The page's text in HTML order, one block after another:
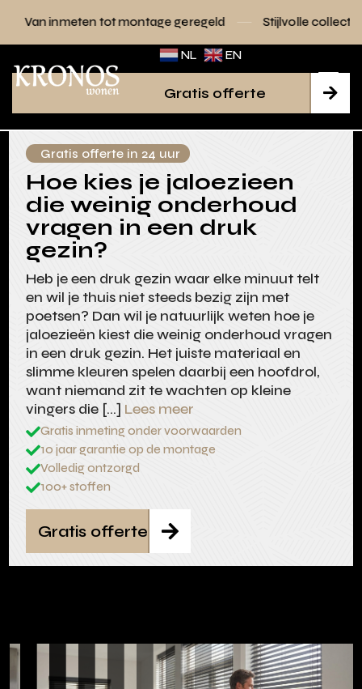
montage geregeld Stijlvolle collecties voor elk
NL EN

Gratis offerte
Gratis offerte in 24 uur
Hoe kies je jaloezieen
die weinig onderhoud
vragen in een druk
gezin?
Heb je een druk gezin waar elke minuut telt
en wil je thuis niet steeds bezig zijn met
poetsen? Dan wil je natuurlijk weten hoe je
jaloezieën kiest die weinig onderhoud vragen
in een druk gezin. Het juiste materiaal en
slimme kleuren spelen daarbij een hoofdrol,
want niemand zit te wachten op kleine
vingers die […] Lees meer
Gratis inmeting onder voorwaarden
10 jaar garantie op de montage
Volledig ontzorgd
100+ stoffen

Gratis offerte